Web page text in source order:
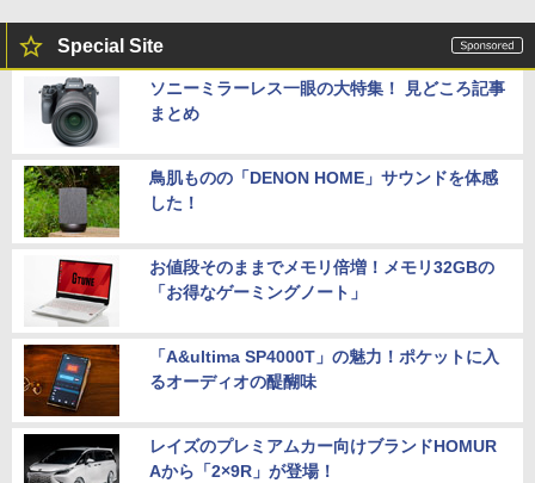
Special Site
ソニーミラーレス一眼の大特集！ 見どころ記事
まとめ
鳥肌ものの「DENON HOME」サウンドを体感
した！
お値段そのままでメモリ倍増！メモリ32GBの
「お得なゲーミングノート」
「A&ultima SP4000T」の魅力！ポケットに入
るオーディオの醍醐味
レイズのプレミアムカー向けブランドHOMUR
Aから「2×9R」が登場！